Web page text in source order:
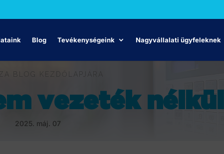
Blog Tevékenységeink Nagyvállalati ügyfeleknek
BLOG KEZDŐLAPJÁRA
vezeték
2025. máj. 07